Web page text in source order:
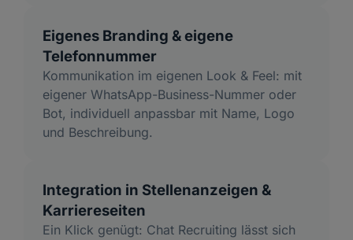
Eigenes Branding & eigene
Telefonnummer
Kommunikation im eigenen Look & Feel: mit
eigener WhatsApp-Business-Nummer oder
Bot, individuell anpassbar mit Name, Logo
und Beschreibung.
Integration in Stellenanzeigen &
Karriereseiten
Ein Klick genügt: Chat Recruiting lässt sich